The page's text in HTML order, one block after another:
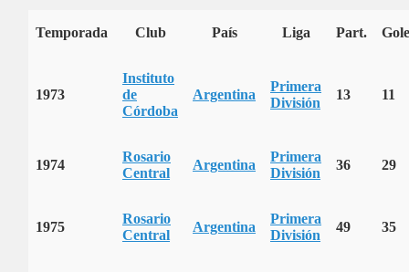
Temporada Club País Liga Part.
1973
Instituto
de
Córdoba
Argentina
Primera
División
13 11
1974
Rosario
Central
Argentina
Primera
División
36 29
1975
Rosario
Central
Argentina
Primera
División
49 35